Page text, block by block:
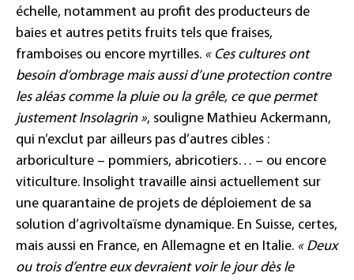
échelle, notamment au profit des producteurs de
baies et autres petits fruits tels que fraises,
framboises ou encore myrtilles. « Ces cultures ont
besoin d’ombrage mais aussi d’une protection contre
les aléas comme la pluie ou la grêle, ce que permet
justement Insolagrin », souligne Mathieu Ackermann,
qui n’exclut par ailleurs pas d’autres cibles :
arboriculture – pommiers, abricotiers… – ou encore
viticulture. Insolight travaille ainsi actuellement sur
une quarantaine de projets de déploiement de sa
solution d’agrivoltaïsme dynamique. En Suisse, certes,
mais aussi en France, en Allemagne et en Italie. « Deux
ou trois d’entre eux devraient voir le jour dès le